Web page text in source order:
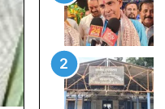
I
ग
व
र्न
र
ने